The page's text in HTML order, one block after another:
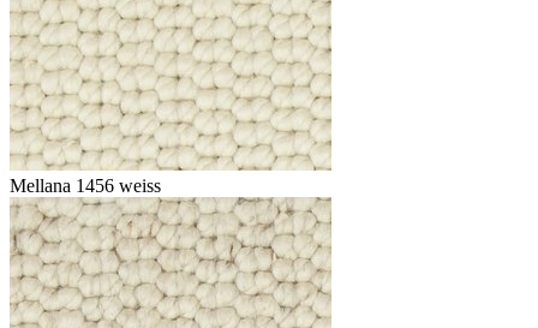
Mellana 1456 weiss